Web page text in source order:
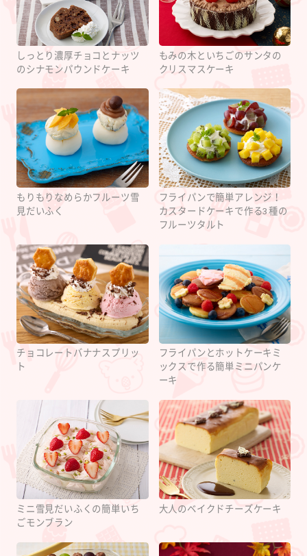
しっとり濃厚チョコとナッツ
のシナモンパウンドケーキ
もみの木といちごのサンタの
クリスマスケーキ
もりもりなめらかフルーツ雪
見だいふく
フライパンで簡単アレンジ！
カスタードケーキで作る3種の
フルーツタルト
チョコレートバナナスプリッ
ト
フライパンとホットケーキミ
ックスで作る簡単ミニパンケ
ーキ
ミニ雪見だいふくの簡単いち
ごモンブラン
大人のベイクドチーズケーキ